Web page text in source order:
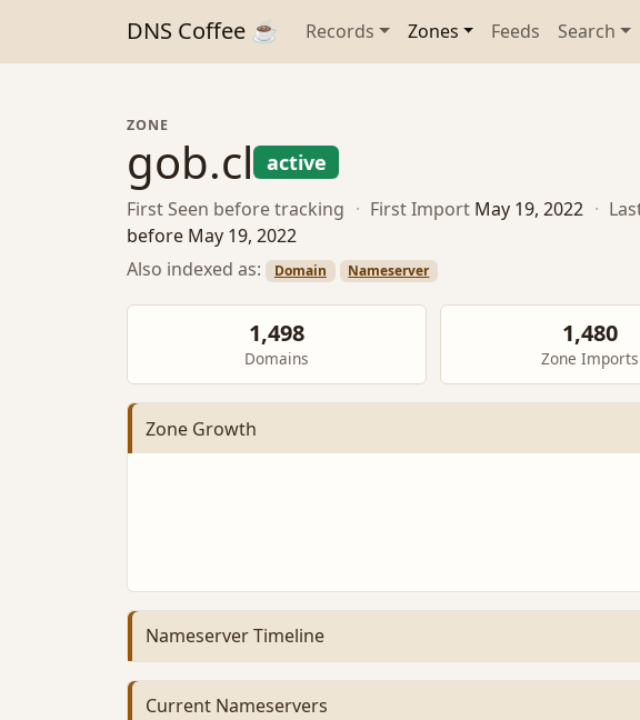
DNS Coffee ☕ Records Zones Feeds Search
ZONE
gob.cl active
First Seen before tracking · First Import May 19, 2022 ·
before May 19, 2022
Also indexed as:
Domain Nameserver
1,498
Domains
1,480
Zone Imports
Zone Growth
Nameserver Timeline
Current Nameservers